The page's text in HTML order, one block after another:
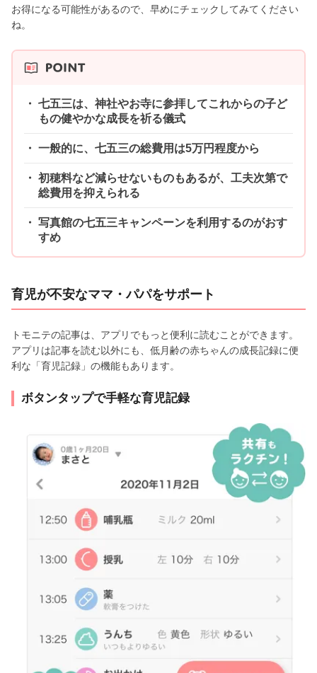
お得になる可能性があるので、早めにチェックしてみてください
ね。
七五三は、神社やお寺に参拝してこれからの子ど
もの健やかな成長を祈る儀式
一般的に、七五三の総費用は5万円程度から
初穂料など減らせないものもあるが、工夫次第で
総費用を抑えられる
写真館の七五三キャンペーンを利用するのがおす
すめ
育児が不安なママ・パパをサポート
トモニテの記事は、アプリでもっと便利に読むことができます。
アプリは記事を読む以外にも、低月齢の赤ちゃんの成長記録に便
利な「育児記録」の機能もあります。
ボタンタップで手軽な育児記録